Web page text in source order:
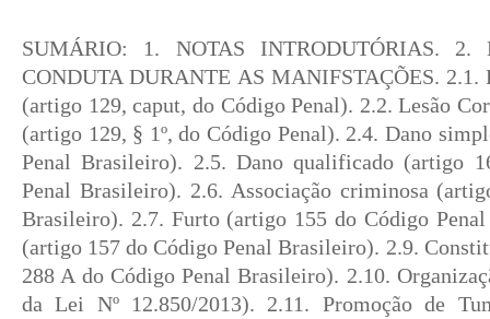
SUMÁRIO: 1. NOTAS INTRODUTÓRIAS.
CONDUTA DURANTE AS MANIFSTAÇÕES. 2.1.
(artigo 129, caput, do Código Penal). 2.2. Lesão
(artigo 129, § 1º, do Código Penal). 2.4. Dano
Penal Brasileiro). 2.5. Dano qualificado (artigo
Penal Brasileiro). 2.6. Associação criminosa
Brasileiro). 2.7. Furto (artigo 155 do Código
(artigo 157 do Código Penal Brasileiro). 2.9.
288 A do Código Penal Brasileiro). 2.10.
da Lei Nº 12.850/2013). 2.11. Promoção de